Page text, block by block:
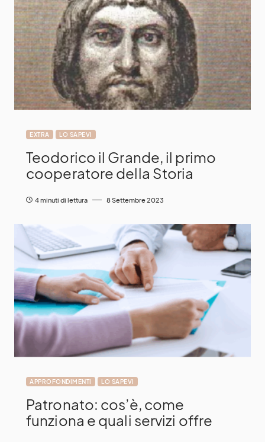
EXTRA LO SAPEVI
Teodorico il Grande, il primo
cooperatore della Storia
4 minuti di lettura 8 Settembre 2023
APPROFONDIMENTI LO SAPEVI
Patronato: cos’è, come
funziona e quali servizi offre